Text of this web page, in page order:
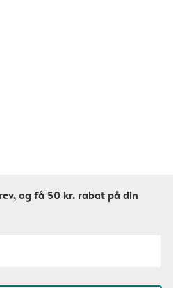
og få 50 kr. rabat på din